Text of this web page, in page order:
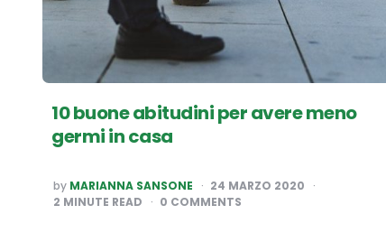
10 buone abitudini per avere meno
germi in casa
POSTED
BY
by MARIANNA SANSONE
24 MARZO 2020
2 MINUTE READ 0 COMMENTS